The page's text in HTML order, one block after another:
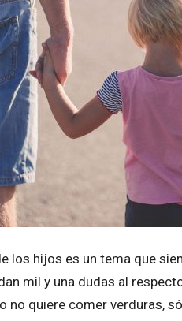
los hijos es un tema que
mil y una dudas al
no quiere comer verduras,